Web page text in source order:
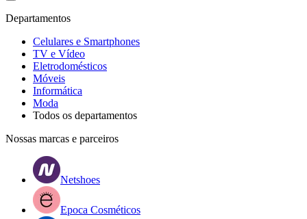
Departamentos
Celulares e Smartphones
TV e Vídeo
Eletrodomésticos
Móveis
Informática
Moda
Todos os departamentos
Nossas marcas e parceiros
Netshoes
Epoca Cosméticos